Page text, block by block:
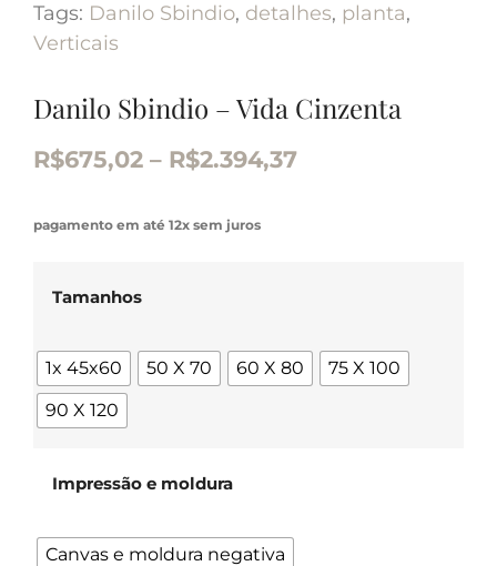
Tags: Danilo Sbindio, detalhes, planta,
Verticais
Danilo Sbindio – Vida Cinzenta
R$675,02 – R$2.394,37
pagamento em até 12x sem juros
Tamanhos
1x 45x60 50 X 70 60 X 80
75 X 100
90 X 120
Impressão e moldura
Canvas e moldura negativa